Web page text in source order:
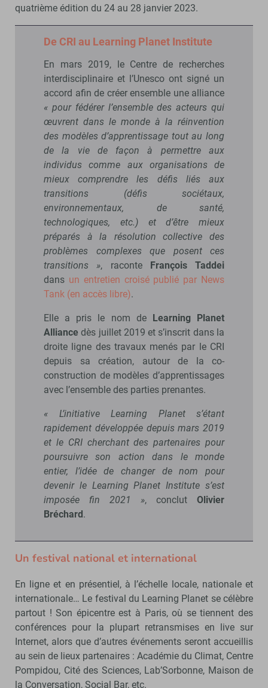
quatrième édition du 24 au 28 janvier 2023.
De CRI au Learning Planet Institute
En mars 2019, le Centre de recherches
interdisciplinaire et l’Unesco ont signé un
accord afin de créer ensemble une alliance
« pour fédérer l’ensemble des acteurs qui
œuvrent dans le monde à la réinvention
des modèles d’apprentissage tout au long
de la vie de façon à permettre aux
individus comme aux organisations de
mieux comprendre les défis liés aux
transitions (défis sociétaux,
environnementaux, de santé,
technologiques, etc.) et d’être mieux
préparés à la résolution collective des
problèmes complexes que posent ces
transitions », raconte François Taddei
dans un entretien croisé publié par News
Tank (en accès libre).
Elle a pris le nom de Learning Planet
Alliance dès juillet 2019 et s’inscrit dans la
droite ligne des travaux menés par le CRI
depuis sa création, autour de la co-
construction de modèles d’apprentissages
avec l’ensemble des parties prenantes.
« L’initiative Learning Planet s’étant
rapidement développée depuis mars 2019
et le CRI cherchant des partenaires pour
poursuivre son action dans le monde
entier, l’idée de changer de nom pour
devenir le Learning Planet Institute s’est
imposée fin 2021 », conclut Olivier
Bréchard.
Un festival national et international
En ligne et en présentiel, à l’échelle locale, nationale et
internationale… Le festival du Learning Planet se célèbre
partout ! Son épicentre est à Paris, où se tiennent des
conférences pour la plupart retransmises en live sur
Internet, alors que d’autres événements seront accueillis
au sein de lieux partenaires : Académie du Climat, Centre
Pompidou, Cité des Sciences, Lab’Sorbonne, Maison de
la Conversation, Social Bar, etc.